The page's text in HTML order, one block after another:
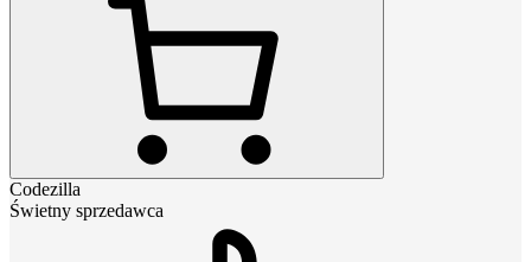
Codezilla
Świetny sprzedawca